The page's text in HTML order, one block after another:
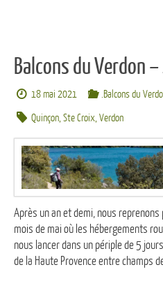
Balcons du Verdon
18 mai 2021 .Balcons du
Quinçon,Ste Croix,Verdon
Après un an et demi, nous
mois de mai où les hébergements
nous lancer dans un périple de 5
de la Haute Provence entre champs